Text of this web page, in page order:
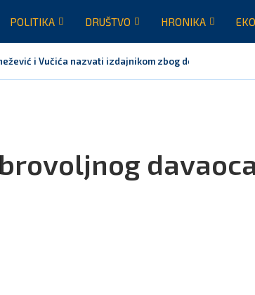
POLITIKA DRUŠTVO HRONIKA
i Vučića nazvati izdajnikom zbog dolaska...